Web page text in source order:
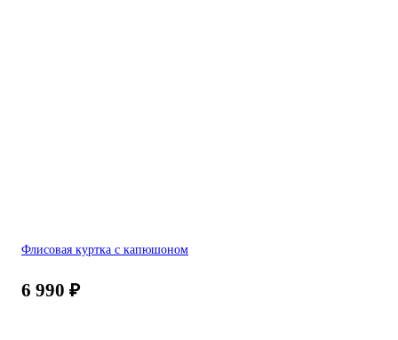
Флисовая куртка с капюшоном
6 990 ₽